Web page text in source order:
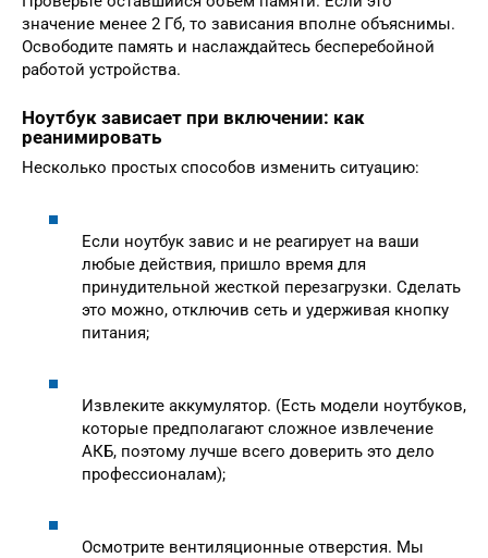
значение менее 2 Гб, то зависания вполне объяснимы.
Освободите память и наслаждайтесь бесперебойной
работой устройства.
Ноутбук зависает при включении: как
реанимировать
Несколько простых способов изменить ситуацию:
Если ноутбук завис и не реагирует на ваши
любые действия, пришло время для
принудительной жесткой перезагрузки. Сделать
это можно, отключив сеть и удерживая кнопку
питания;
Извлеките аккумулятор. (Есть модели ноутбуков,
которые предполагают сложное извлечение
АКБ, поэтому лучше всего доверить это дело
профессионалам);
Осмотрите вентиляционные отверстия. Мы